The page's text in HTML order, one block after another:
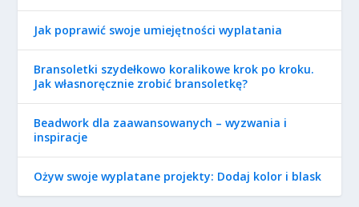
Jak poprawić swoje umiejętności wyplatania
Bransoletki szydełkowo koralikowe krok po kroku.
Jak własnoręcznie zrobić bransoletkę?
Beadwork dla zaawansowanych – wyzwania i
inspiracje
Ożyw swoje wyplatane projekty: Dodaj kolor i blask